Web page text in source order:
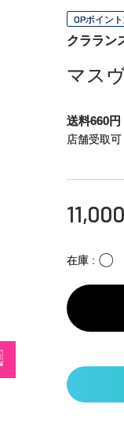
OPポイン
クララン
マス
送料660円
店舗受取可
11,000
在庫 〇